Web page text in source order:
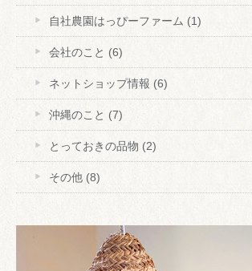
自社農園はっぴーファーム (1)
会社のこと (6)
ネットショップ情報 (6)
沖縄のこと (7)
とっておきの品物 (2)
その他 (8)